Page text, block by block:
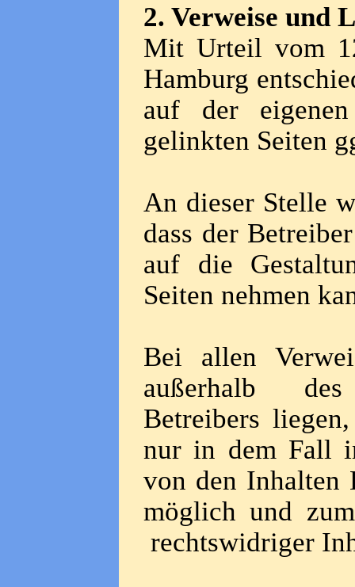
2. Verweise und
Mit Urteil vom
Hamburg
auf der
gelinkten Seiten
An dieser Stelle
dass der
auf die
Seiten nehmen
Bei allen
außerhalb des
Betreibers
nur in dem Fall
von den Inhalten
möglich und
rechtswidriger